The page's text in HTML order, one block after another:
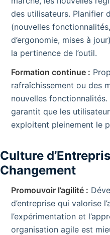
des utilisateurs. Planifier
(nouvelles
d’ergonomie, mises à
la pertinence de l’outil.
Formation continue :
rafraîchissement ou des
nouvelles
garantit que les
exploitent pleinement le
Culture
Changement
Promouvoir l’agilité :
d’entreprise qui valorise
l’expérimentation et
organisation agile est